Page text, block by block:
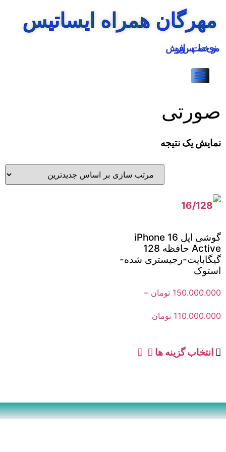
مهرگان همراه ایساتیس
منوی خدمات پس از فروش
صورتی
نمایش یک نتیجه
گوشی اپل iPhone 16
Active حافظه 128
گیگابایت-رجیستری شده-
استوک
150.000.000 تومان –
110.000.000 تومان
انتخاب گزینه ها